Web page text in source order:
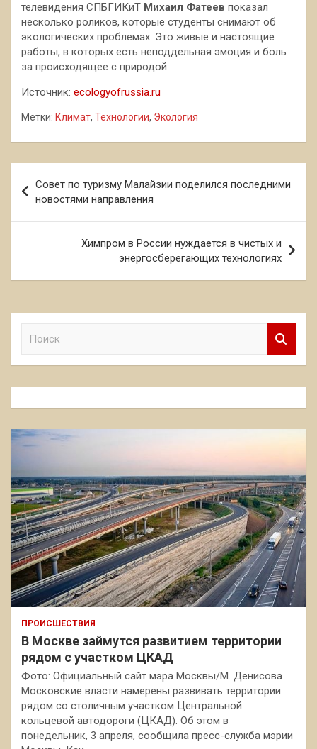
телевидения СПБГИКиТ Михаил Фатеев показал
несколько роликов, которые студенты снимают об
экологических проблемах. Это живые и настоящие
работы, в которых есть неподдельная эмоция и боль
за происходящее с природой.
Источник: ecologyofrussia.ru
Метки: Климат, Технологии, Экология
по
записям
Совет по туризму Малайзии поделился последними
новостями направления
Химпром в России нуждается в чистых и
энергосберегающих технологиях
к
ПРОИСШЕСТВИЯ
В Москве займутся развитием территории
рядом с участком ЦКАД
Фото: Официальный сайт мэра Москвы/М. Денисова
Московские власти намерены развивать территории
рядом со столичным участком Центральной
кольцевой автодороги (ЦКАД). Об этом в
понедельник, 3 апреля, сообщила пресс-служба мэрии